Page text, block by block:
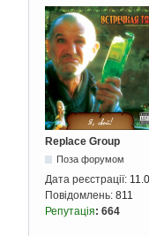
Replace Group
Поза форумом
Дата реєстрації:
Повідомлень: 811
Репутація: 664